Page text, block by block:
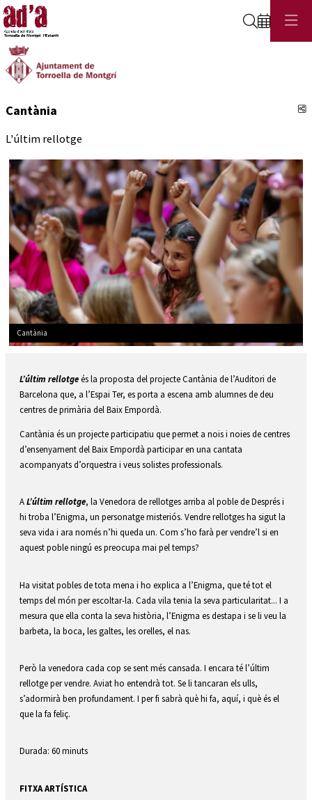
Cerca
Cantània
L'últim rellotge
Cantània
L’últim rellotge és la proposta del projecte Cantània de l’Auditori de
Barcelona que, a l’Espai Ter, es porta a escena amb alumnes de deu
centres de primària del Baix Empordà.
Cantània és un projecte participatiu que permet a nois i noies de centres
d’ensenyament del Baix Empordà participar en una cantata
acompanyats d’orquestra i veus solistes professionals.
A L’últim rellotge, la Venedora de rellotges arriba al poble de Després i
hi troba l’Enigma, un personatge misteriós. Vendre rellotges ha sigut la
seva vida i ara només n’hi queda un. Com s’ho farà per vendre’l si en
aquest poble ningú es preocupa mai pel temps?
Ha visitat pobles de tota mena i ho explica a l’Enigma, que té tot el
temps del món per escoltar-la. Cada vila tenia la seva particularitat... I a
mesura que ella conta la seva història, l’Enigma es destapa i se li veu la
barbeta, la boca, les galtes, les orelles, el nas.
Però la venedora cada cop se sent més cansada. I encara té l’últim
rellotge per vendre. Aviat ho entendrà tot. Se li tancaran els ulls,
s’adormirà ben profundament. I per fi sabrà què hi fa, aquí, i què és el
que la fa feliç.
Durada: 60 minuts
FITXA ARTÍSTICA